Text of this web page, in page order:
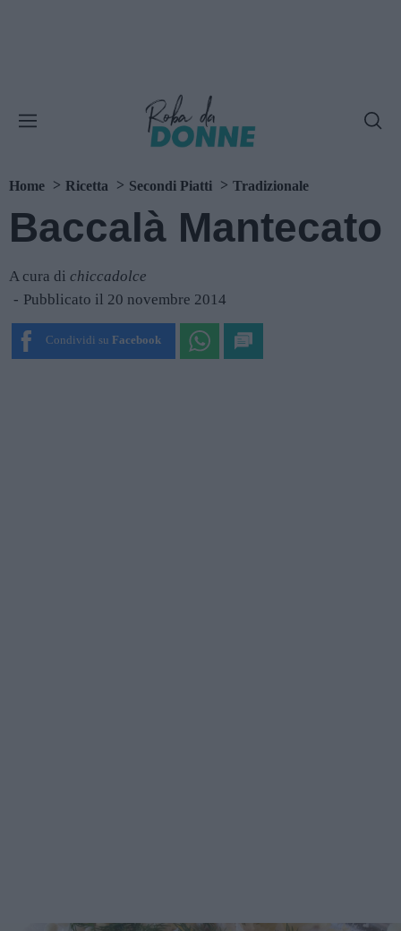
Home Ricetta Secondi Piatti Tradizionale
Baccalà Mantecato
A cura di chiccadolce
Pubblicato il 20 novembre 2014
Condividi su Facebook